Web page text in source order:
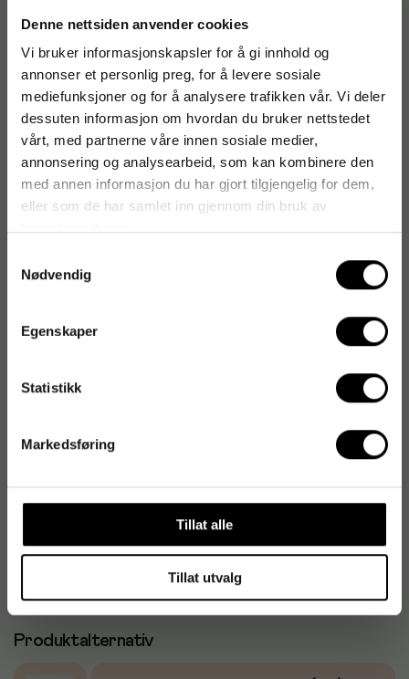
Denne nettsiden anvender cookies
Vi bruker informasjonskapsler for å gi innhold og
annonser et personlig preg, for å levere sosiale
mediefunksjoner og for å analysere trafikken vår. Vi deler
dessuten informasjon om hvordan du bruker nettstedet
vårt, med partnerne våre innen sosiale medier,
annonsering og analysearbeid, som kan kombinere den
med annen informasjon du har gjort tilgjengelig for dem,
eller som de har samlet inn gjennom din bruk av
Nødvendig
Egenskaper
Statistikk
Markedsføring
Tillat alle
Tillat utvalg
- Antall hansker i pk: 100 stk
Antal i förpackning: 100
Indholdsfortegnelse
Artikkelnummer: 1102065
Originalnummer: 4425
Produktspesifikasjoner
Produktalternativ